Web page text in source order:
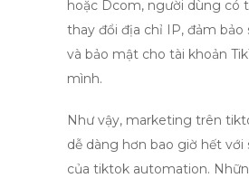
hoặc Dcom, người dùng có
thay đổi địa chỉ IP, đảm bảo
và bảo mật cho tài khoản
mình.
Như vậy, marketing trên
dễ dàng hơn bao giờ hết với
của tiktok automation.